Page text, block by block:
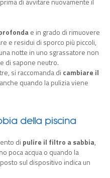
e in grado di rimuovere
e residui di sporco più piccoli,
notte in uno sgrassatore non
di sapone neutro.
si raccomanda di cambiare il
anche quando la pulizia viene
della piscina
di pulire il filtro a sabbia,
poca acqua o quando la
sul dispositivo indica un